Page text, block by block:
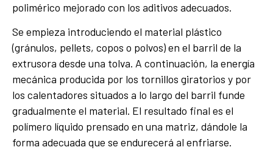
polimérico mejorado con los aditivos adecuados.
Se empieza introduciendo el material plástico
(gránulos, pellets, copos o polvos) en el barril de la
extrusora desde una tolva. A continuación, la energía
mecánica producida por los tornillos giratorios y por
los calentadores situados a lo largo del barril funde
gradualmente el material. El resultado final es el
polímero líquido prensado en una matriz, dándole la
forma adecuada que se endurecerá al enfriarse.